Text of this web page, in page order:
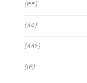
(34)
(85)
(886)
(14)